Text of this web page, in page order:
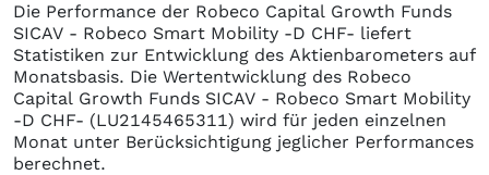
Die Performance der Robeco Capital Growth Funds
SICAV - Robeco Smart Mobility -D CHF- liefert
Statistiken zur Entwicklung des Aktienbarometers auf
Monatsbasis. Die Wertentwicklung des Robeco
Capital Growth Funds SICAV - Robeco Smart Mobility
-D CHF- (LU2145465311) wird für jeden einzelnen
Monat unter Berücksichtigung jeglicher Performances
berechnet.